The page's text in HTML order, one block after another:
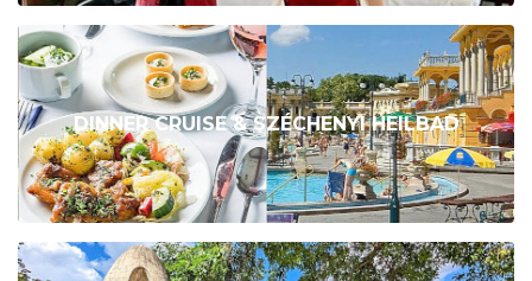
DINNER CRUISE & SZÉCHENYI HEILBAD